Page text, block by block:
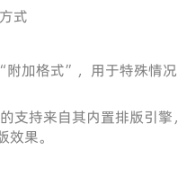
式
加格式”，用于特殊情况
支持来自其内置排版引
果。